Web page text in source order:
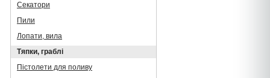
Секатори
Пили
Лопати, вила
Тяпки, граблі
Пістолети для поливу